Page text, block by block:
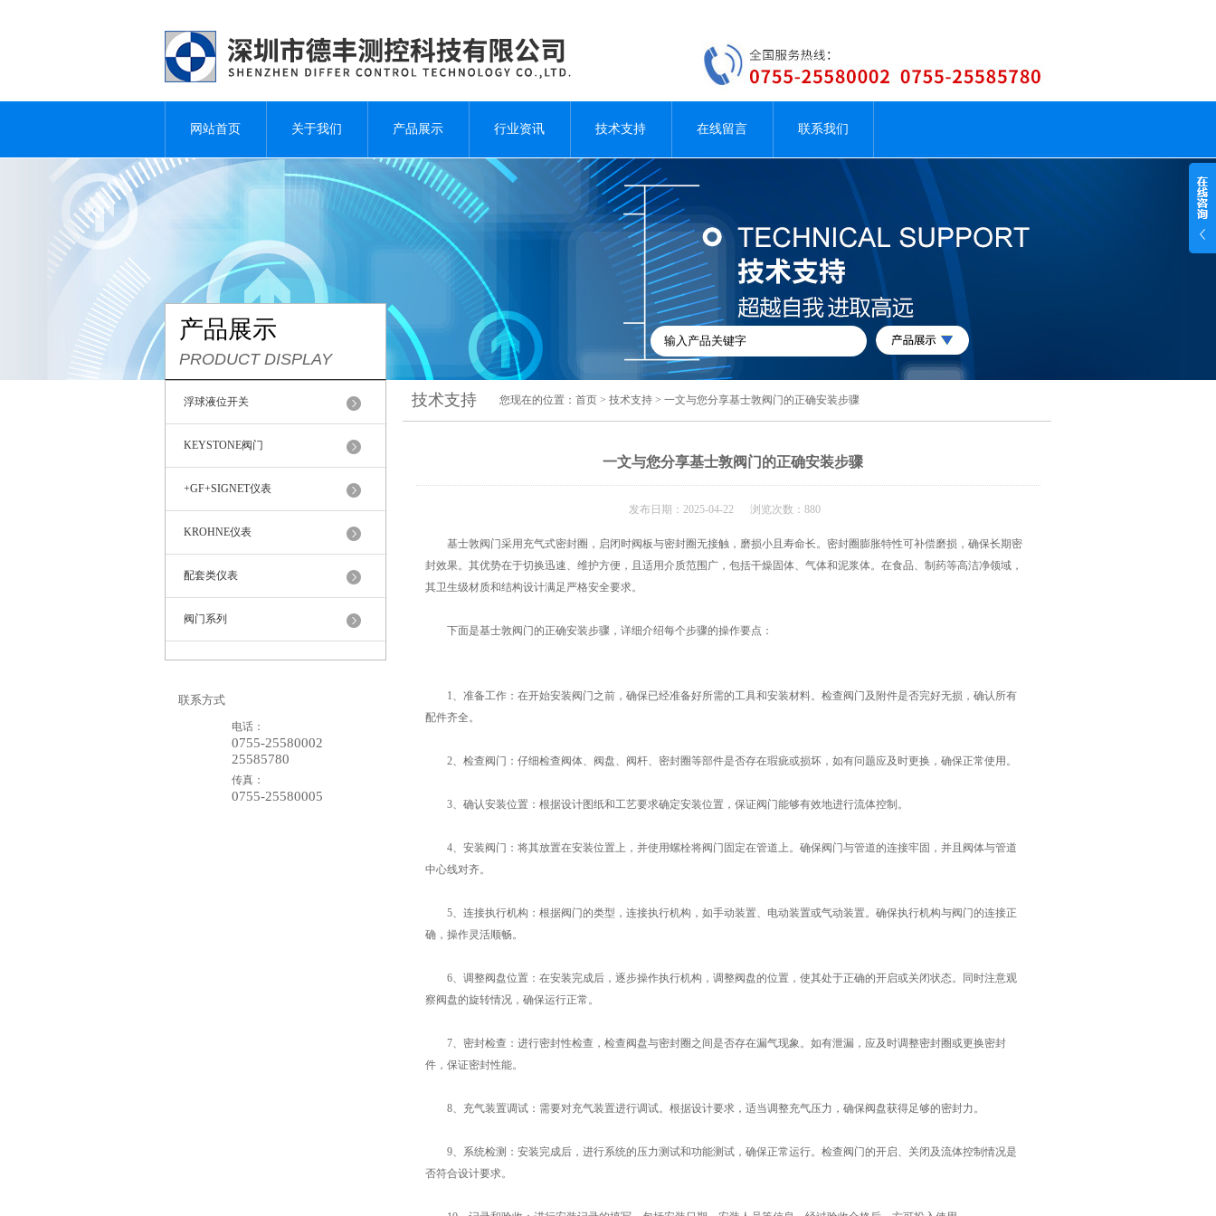
网站首页 关于我们 产品展示 行业资讯 技术支持 在线留言 联系我们
产品展示
PRODUCT DISPLAY
浮球液位开关
KEYSTONE阀门
+GF+SIGNET仪表
KROHNE仪表
配套类仪表
阀门系列
联系方式
电话：
0755-25580002
25585780
传真：
0755-25580005
技术支持 您现在的位置： 首页 > 技术支持 > 一文与您分享基士敦阀门的正确安装步骤
一文与您分享基士敦阀门的正确安装步骤
发布日期：2025-04-22 浏览次数：880
基士敦阀门采用充气式密封圈，启闭时阀板与密封圈无接触，磨损小且寿命长。密封圈膨胀特性可补偿磨损，确保长期密
封效果。其优势在于切换迅速、维护方便，且适用介质范围广，包括干燥固体、气体和泥浆体。在食品、制药等高洁净领域，
其卫生级材质和结构设计满足严格安全要求。
下面是基士敦阀门的正确安装步骤，详细介绍每个步骤的操作要点：
1、准备工作：在开始安装阀门之前，确保已经准备好所需的工具和安装材料。检查阀门及附件是否完好无损，确认所有
配件齐全。
2、检查阀门：仔细检查阀体、阀盘、阀杆、密封圈等部件是否存在瑕疵或损坏，如有问题应及时更换，确保正常使用。
3、确认安装位置：根据设计图纸和工艺要求确定安装位置，保证阀门能够有效地进行流体控制。
4、安装阀门：将其放置在安装位置上，并使用螺栓将阀门固定在管道上。确保阀门与管道的连接牢固，并且阀体与管道
中心线对齐。
5、连接执行机构：根据阀门的类型，连接执行机构，如手动装置、电动装置或气动装置。确保执行机构与阀门的连接正
确，操作灵活顺畅。
6、调整阀盘位置：在安装完成后，逐步操作执行机构，调整阀盘的位置，使其处于正确的开启或关闭状态。同时注意观
察阀盘的旋转情况，确保运行正常。
7、密封检查：进行密封性检查，检查阀盘与密封圈之间是否存在漏气现象。如有泄漏，应及时调整密封圈或更换密封
件，保证密封性能。
8、充气装置调试：需要对充气装置进行调试。根据设计要求，适当调整充气压力，确保阀盘获得足够的密封力。
9、系统检测：安装完成后，进行系统的压力测试和功能测试，确保正常运行。检查阀门的开启、关闭及流体控制情况是
否符合设计要求。